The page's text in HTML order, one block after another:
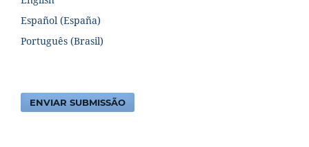
Español (España)
Português (Brasil)
ENVIAR SUBMISSÃO